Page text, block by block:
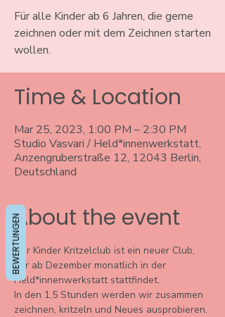
Für alle Kinder ab 6 Jahren, die gerne
zeichnen oder mit dem Zeichnen starten
wollen.
Time & Location
Mar 25, 2023, 1:00 PM – 2:30 PM
Studio Vasvari / Held*innenwerkstatt,
Anzengruberstraße 12, 12043 Berlin,
Deutschland
About the event
Der Kinder Kritzelclub ist ein neuer Club,
der ab Dezember monatlich in der
Held*innenwerkstatt stattfindet.
In den 1,5 Stunden werden wir zusammen
zeichnen, kritzeln und Neues ausprobieren.
BEWERTUNGEN